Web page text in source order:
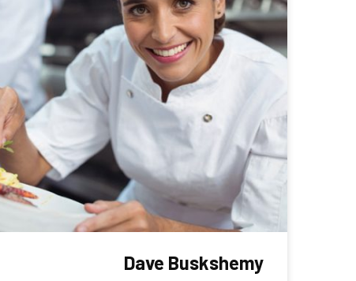
Dave Buskshemy